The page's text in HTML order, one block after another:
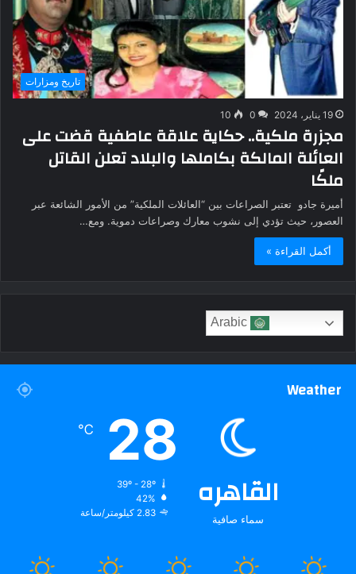
تاريخ ومزارات
19 يناير، 2024 0
10
مجزرة ملكية.. حكاية علاقة عاطفية قضت على
العائلة المالكة بكاملها والبلاد تعلن القاتل
ملكًا
أميرة جادو تعتبر الصراعات بين “العائلات الملكية” من الأمور الشائعة عبر
العصور، حيث تؤدي إلى نشوب معارك وصراعات دموية. ومع…
أكمل القراءة »
Weather
القاهره
سماء صافية
28
℃
39º - 28º
42%
2.83 كيلومتر/ساعة